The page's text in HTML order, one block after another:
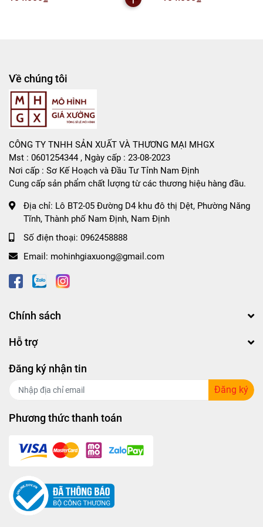
Về chúng tôi
CÔNG TY TNHH SẢN XUẤT VÀ THƯƠNG MẠI MHGX
Mst : 0601254344 , Ngày cấp : 23-08-2023
Nơi cấp : Sơ Kế Hoạch và Đầu Tư Tỉnh Nam Định
Cung cấp sản phẩm chất lượng từ các thương hiệu hàng đầu.
Địa chỉ: Lô BT2-05 Đường D4 khu đô thị Dệt, Phường Năng
Tĩnh, Thành phố Nam Định, Nam Định
Số điện thoại: 0962458888
Email: mohinhgiaxuong@gmail.com
Chính sách
Hỗ trợ
Đăng ký nhận tin
Đăng ký
Phương thức thanh toán